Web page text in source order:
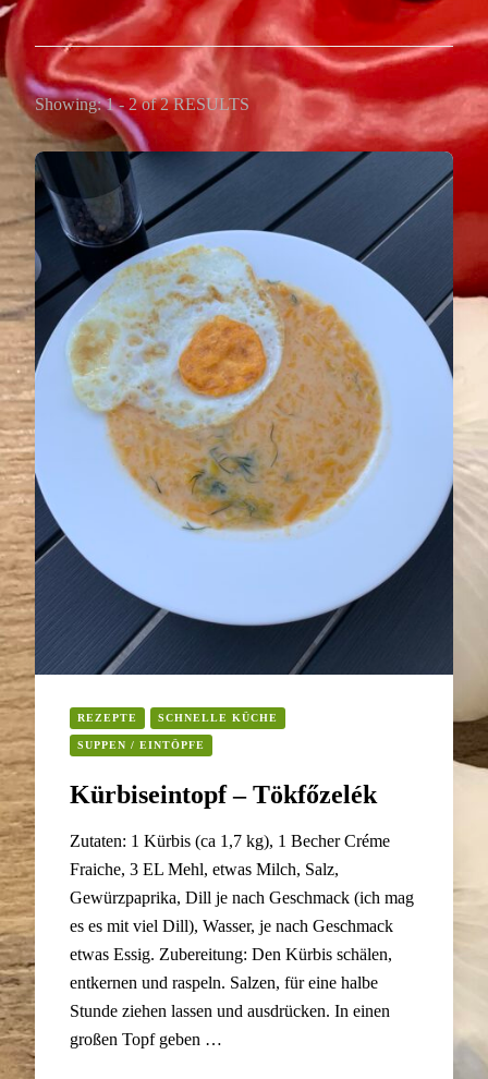
Showing: 1 - 2 of 2 RESULTS
REZEPTE SCHNELLE KÜCHE
SUPPEN / EINTÖPFE
Kürbiseintopf – Tökfőzelék
Zutaten: 1 Kürbis (ca 1,7 kg), 1 Becher Créme
Fraiche, 3 EL Mehl, etwas Milch, Salz,
Gewürzpaprika, Dill je nach Geschmack (ich mag
es es mit viel Dill), Wasser, je nach Geschmack
etwas Essig. Zubereitung: Den Kürbis schälen,
entkernen und raspeln. Salzen, für eine halbe
Stunde ziehen lassen und ausdrücken. In einen
großen Topf geben …